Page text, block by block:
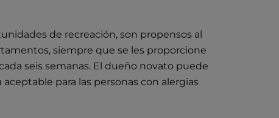
de recreación, son propensos al
siempre que se les proporcione
seis semanas. El dueño novato puede
para las personas con alergias